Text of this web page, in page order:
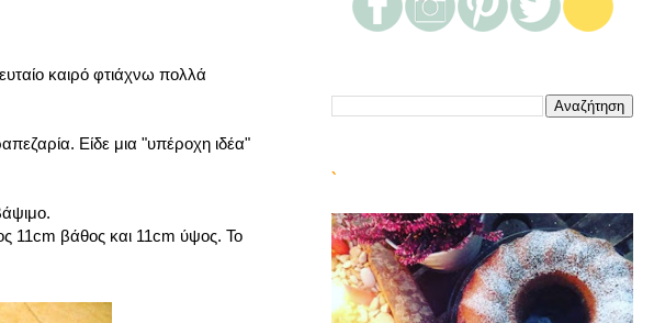
καιρό φτιάχνω πολλά
Είδε μια "υπέροχη ιδέα"
11cm βάθος και 11cm ύψος. Το
`